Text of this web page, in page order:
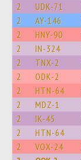
2 UDK-71
2 AY-146
2 HNY-90
2 IN-324
2 TNX-2
2 ODK-2
2 HTN-64
2 MDZ-1
2 IK-45
2 HTN-64
2 VOX-24